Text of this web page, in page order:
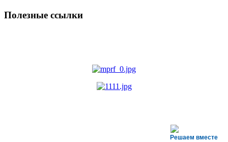
Полезные ссылки
Решаем вместе